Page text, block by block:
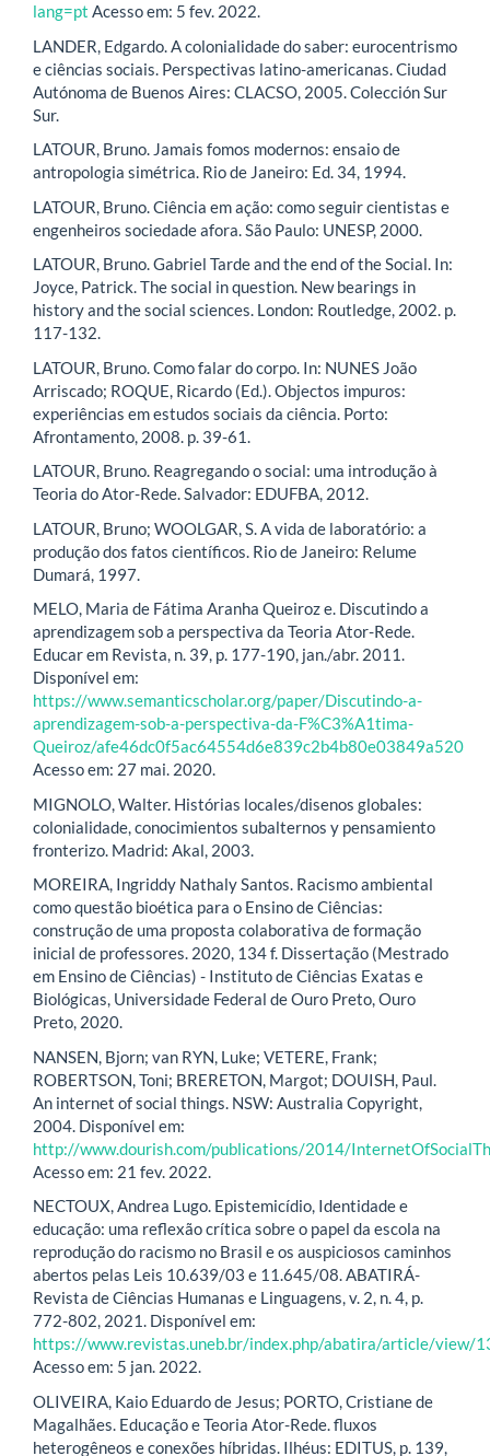
lang=pt Acesso em: 5 fev. 2022.
LANDER, Edgardo. A colonialidade do saber: eurocentrismo
e ciências sociais. Perspectivas latino-americanas. Ciudad
Autónoma de Buenos Aires: CLACSO, 2005. Colección Sur
Sur.
LATOUR, Bruno. Jamais fomos modernos: ensaio de
antropologia simétrica. Rio de Janeiro: Ed. 34, 1994.
LATOUR, Bruno. Ciência em ação: como seguir cientistas e
engenheiros sociedade afora. São Paulo: UNESP, 2000.
LATOUR, Bruno. Gabriel Tarde and the end of the Social. In:
Joyce, Patrick. The social in question. New bearings in
history and the social sciences. London: Routledge, 2002. p.
117-132.
LATOUR, Bruno. Como falar do corpo. In: NUNES João
Arriscado; ROQUE, Ricardo (Ed.). Objectos impuros:
experiências em estudos sociais da ciência. Porto:
Afrontamento, 2008. p. 39-61.
LATOUR, Bruno. Reagregando o social: uma introdução à
Teoria do Ator-Rede. Salvador: EDUFBA, 2012.
LATOUR, Bruno; WOOLGAR, S. A vida de laboratório: a
produção dos fatos científicos. Rio de Janeiro: Relume
Dumará, 1997.
MELO, Maria de Fátima Aranha Queiroz e. Discutindo a
aprendizagem sob a perspectiva da Teoria Ator-Rede.
Educar em Revista, n. 39, p. 177-190, jan./abr. 2011.
Disponível em:
https://www.semanticscholar.org/paper/Discutindo-a-
aprendizagem-sob-a-perspectiva-da-F%C3%A1tima-
Queiroz/afe46dc0f5ac64554d6e839c2b4b80e03849a520
Acesso em: 27 mai. 2020.
MIGNOLO, Walter. Histórias locales/disenos globales:
colonialidade, conocimientos subalternos y pensamiento
fronterizo. Madrid: Akal, 2003.
MOREIRA, Ingriddy Nathaly Santos. Racismo ambiental
como questão bioética para o Ensino de Ciências:
construção de uma proposta colaborativa de formação
inicial de professores. 2020, 134 f. Dissertação (Mestrado
em Ensino de Ciências) - Instituto de Ciências Exatas e
Biológicas, Universidade Federal de Ouro Preto, Ouro
Preto, 2020.
NANSEN, Bjorn; van RYN, Luke; VETERE, Frank;
ROBERTSON, Toni; BRERETON, Margot; DOUISH, Paul.
An internet of social things. NSW: Australia Copyright,
2004. Disponível em:
http://www.dourish.com/publications/2014/
Acesso em: 21 fev. 2022.
NECTOUX, Andrea Lugo. Epistemicídio, Identidade e
educação: uma reflexão crítica sobre o papel da escola na
reprodução do racismo no Brasil e os auspiciosos caminhos
abertos pelas Leis 10.639/03 e 11.645/08. ABATIRÁ-
Revista de Ciências Humanas e Linguagens, v. 2, n. 4, p.
772-802, 2021. Disponível em:
https://www.revistas.uneb.br/index.php/abatira/article/view/
Acesso em: 5 jan. 2022.
OLIVEIRA, Kaio Eduardo de Jesus; PORTO, Cristiane de
Magalhães. Educação e Teoria Ator-Rede. fluxos
heterogêneos e conexões híbridas. Ilhéus: EDITUS, p. 139,